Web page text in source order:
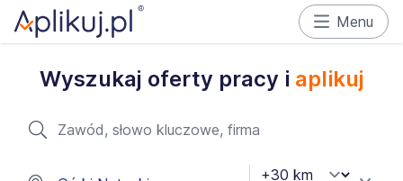
Menu
Wyszukaj oferty pracy i aplikuj